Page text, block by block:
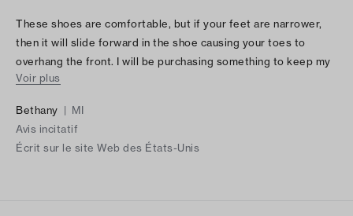
These shoes are comfortable, but if your feet are narrower,
then it will slide forward in the shoe causing your toes to
overhang the front. I will be purchasing something to keep my
foot from sliding forward. Other than that the shoe is super
Voir plus
Bethany | MI
Avis incitatif
Écrit sur le site Web des États-Unis